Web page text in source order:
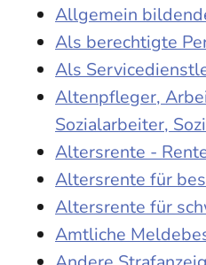
Allgemein
Als berechtigte
Als
Altenpfleger,
Sozialarbeiter,
Altersrente -
Altersrente für
Altersrente für
Amtliche